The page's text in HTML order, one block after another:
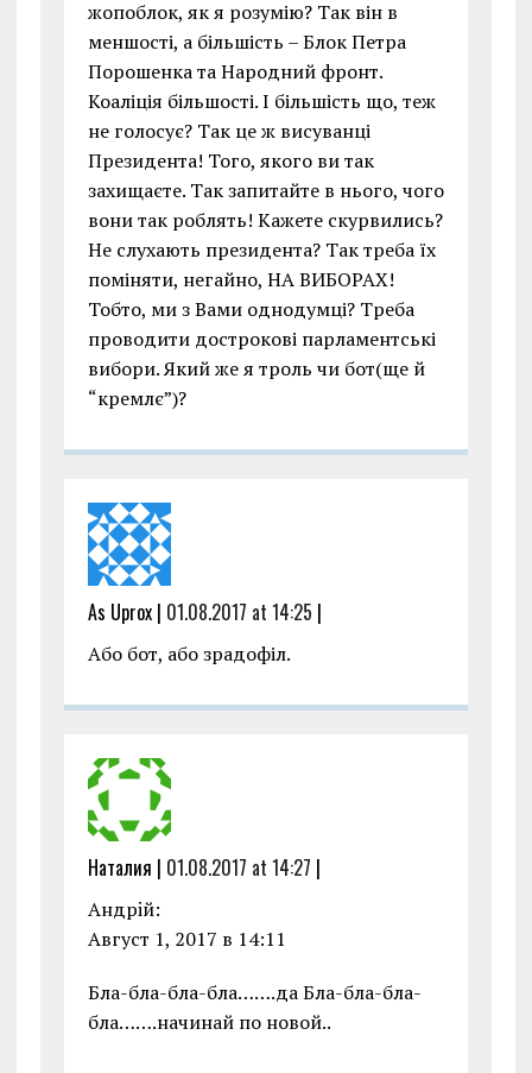
жопоблок, як я розумію? Так він в
меншості, а більшість – Блок Петра
Порошенка та Народний фронт.
Коаліція більшості. І більшість що, теж
не голосує? Так це ж висуванці
Президента! Того, якого ви так
захищаєте. Так запитайте в нього, чого
вони так роблять! Кажете скурвились?
Не слухають президента? Так треба їх
поміняти, негайно, НА ВИБОРАХ!
Тобто, ми з Вами однодумці? Треба
проводити дострокові парламентські
вибори. Який же я троль чи бот(ще й
“кремлє”)?
As Uprox | 01.08.2017 at 14:25 |
Або бот, або зрадофіл.
Наталия | 01.08.2017 at 14:27 |
Андрiй:
Август 1, 2017 в 14:11
Бла-бла-бла-бла…….да Бла-бла-бла-
бла…….начинай по новой..